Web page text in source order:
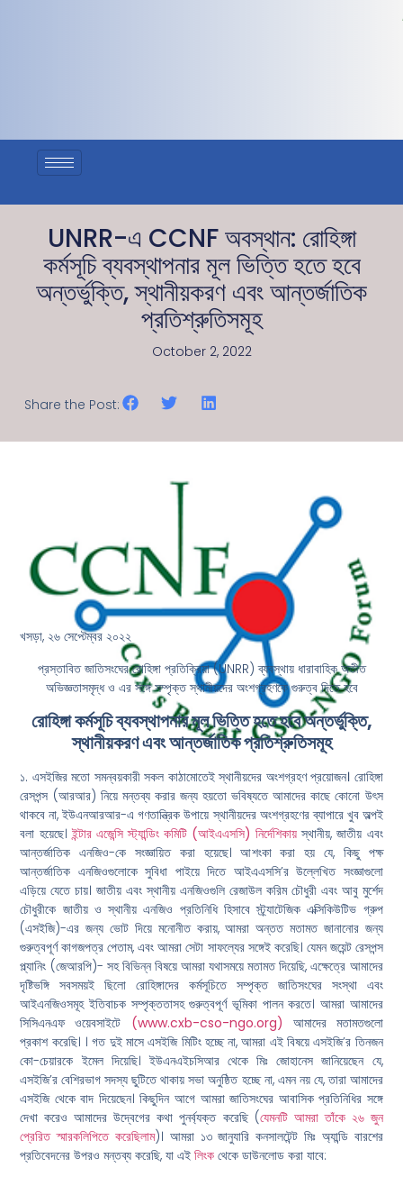
UNRR-এ CCNF অবস্থান: রোহিঙ্গা
কর্মসূচি ব্যবস্থাপনার মূল ভিত্তি হতে হবে
অন্তর্ভুক্তি, স্থানীয়করণ এবং আন্তর্জাতিক
প্রতিশ্রুতিসমূহ
October 2, 2022
Share the Post:
খসড়া, ২৬ সেপ্টেম্বর ২০২২
প্রস্তাবিত জাতিসংঘের রোহিঙ্গা প্রতিক্রিয়া (UNRR) ব্যবস্থায় ধারাবাহিক অতীত
অভিজ্ঞতাসমৃদ্ধ ও এর সঙ্গে সম্পৃক্ত স্থানীয়দের অংশগ্রহণকে গুরুত্ব দিতে হবে
রোহিঙ্গা কর্মসূচি ব্যবস্থাপনার মূল ভিত্তি হতে হবে অন্তর্ভুক্তি,
স্থানীয়করণ এবং আন্তর্জাতিক প্রতিশ্রুতিসমূহ
১. এসইজির মতো সমন্বয়কারী সকল কাঠামোতেই স্থানীয়দের অংশগ্রহণ প্রয়োজন। রোহিঙ্গা
রেসপন্স (আরআর) নিয়ে মন্তব্য করার জন্য হয়তো ভবিষ্যতে আমাদের কাছে কোনো উৎস
থাকবে না, ইউএনআরআর-এ গণতান্ত্রিক উপায়ে স্থানীয়দের অংশগ্রহণের ব্যাপারে খুব অল্পই
বলা হয়েছে।ইন্টার এজেন্সি স্ট্যান্ডিং কমিটি (আইএএসসি) নির্দেশিকায় স্থানীয়, জাতীয় এবং
আন্তর্জাতিক এনজিও-কে সংজ্ঞায়িত করা হয়েছে। আশংকা করা হয় যে, কিছু পক্ষ
আন্তর্জাতিক এনজিওগুলোকে সুবিধা পাইয়ে দিতে আইএএসসি’র উল্লেখিত সংজ্ঞাগুলো
এড়িয়ে যেতে চায়। জাতীয় এবং স্থানীয় এনজিওগুলি রেজাউল করিম চৌধুরী এবং আবু মুর্শেদ
চৌধুরীকে জাতীয় ও স্থানীয় এনজিও প্রতিনিধি হিসাবে স্ট্র্যাটেজিক এক্সিকিউটিভ গ্রুপ
(এসইজি)-এর জন্য ভোট দিয়ে মনোনীত করায়, আমরা অন্তত মতামত জানানোর জন্য
গুরুত্বপূর্ণ কাগজপত্র পেতাম, এবং আমরা সেটা সাফল্যের সঙ্গেই করেছি। যেমন জয়েন্ট রেসপন্স
প্ল্যানিং (জেআরপি)- সহ বিভিন্ন বিষয়ে আমরা যথাসময়ে মতামত দিয়েছি, এক্ষেত্রে আমাদের
দৃষ্টিভঙ্গি সবসময়ই ছিলো রোহিঙ্গাদের কর্মসূচিতে সম্পৃক্ত জাতিসংঘের সংস্থা এবং
আইএনজিওসমূহ ইতিবাচক সম্পৃক্ততাসহ গুরুত্বপূর্ণ ভূমিকা পালন করতে। আমরা আমাদের
সিসিএনএফ ওয়েবসাইটে (www.cxb-cso-ngo.org) আমাদের মতামতগুলো
প্রকাশ করেছি। । গত দুই মাসে এসইজি মিটিং হচ্ছে না, আমরা এই বিষয়ে এসইজি’র তিনজন
কো-চেয়ারকে ইমেল দিয়েছি। ইউএনএইচসিআর থেকে মিঃ জোহানেস জানিয়েছেন যে,
এসইজি’র বেশিরভাগ সদস্য ছুটিতে থাকায় সভা অনুষ্ঠিত হচ্ছে না, এমন নয় যে, তারা আমাদের
এসইজি থেকে বাদ দিয়েছেন। কিছুদিন আগে আমরা জাতিসংঘের আবাসিক প্রতিনিধির সঙ্গে
দেখা করেও আমাদের উদ্বেগের কথা পুনর্ব্যক্ত করেছি (যেমনটি আমরা তাঁকে ২৬ জুন
প্রেরিত স্মারকলিপিতে করেছিলাম)। আমরা ১৩ জানুযারি কনসালটেন্ট মিঃ অ্যান্ডি বারশের
প্রতিবেদনের উপরও মন্তব্য করেছি, যা এইলিংক থেকে ডাউনলোড করা যাবে: